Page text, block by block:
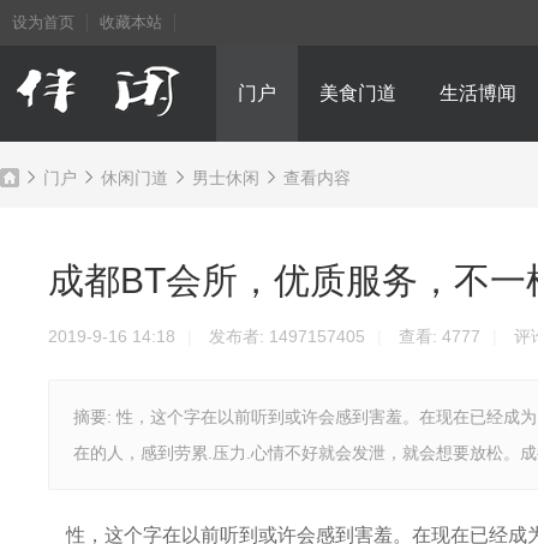
设为首页 收藏本站
门户 美食门道 生活博闻
门户
›
休闲门道
›
男士休闲 查看内容
成都BT会所，优质服务，不
2019-9-16 14:18 发布者: 1497157405 查看: 4777 评
摘要: 性，这个字在以前听到或许会感到害羞。在现在已经成
在的人，感到劳累.压力.心情不好就会发泄，就会想要放松。
性，这个字在以前听到或许会感到害羞。在现在已经